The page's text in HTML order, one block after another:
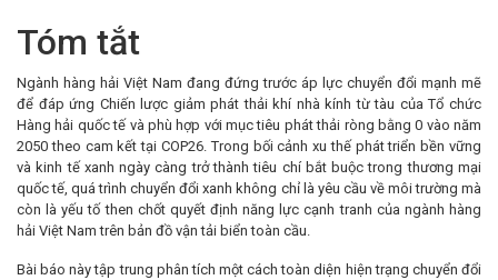
Tóm tắt
Ngành hàng hải Việt Nam đang đứng trước áp lực chuyển đổi mạnh mẽ
để đáp ứng Chiến lược giảm phát thải khí nhà kính từ tàu của Tổ chức
Hàng hải quốc tế và phù hợp với mục tiêu phát thải ròng bằng 0 vào năm
2050 theo cam kết tại COP26. Trong bối cảnh xu thế phát triển bền vững
và kinh tế xanh ngày càng trở thành tiêu chí bắt buộc trong thương mại
quốc tế, quá trình chuyển đổi xanh không chỉ là yêu cầu về môi trường mà
còn là yếu tố then chốt quyết định năng lực cạnh tranh của ngành hàng
hải Việt Nam trên bản đồ vận tải biển toàn cầu.
Bài báo này tập trung phân tích một cách toàn diện hiện trạng chuyển đổi